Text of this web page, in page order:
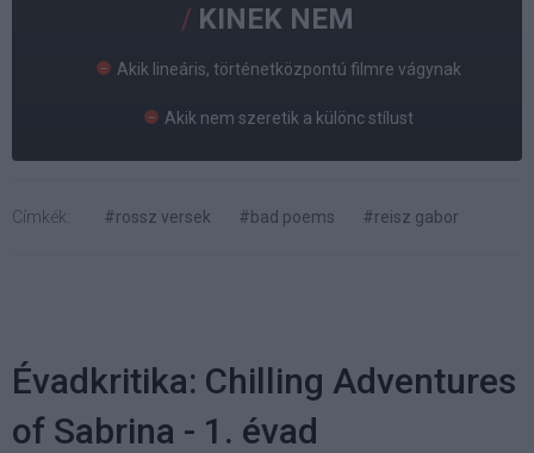
KINEK NEM
Akik lineáris, történetközpontú filmre vágynak
Akik nem szeretik a különc stílust
Címkék: #rossz versek #bad poems #reisz gabor
Évadkritika: Chilling Adventures
of Sabrina - 1. évad